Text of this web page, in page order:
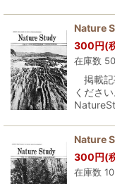
Nature
300円(
在庫数 50
掲載記
くださ
Nature
300円(
在庫数 10